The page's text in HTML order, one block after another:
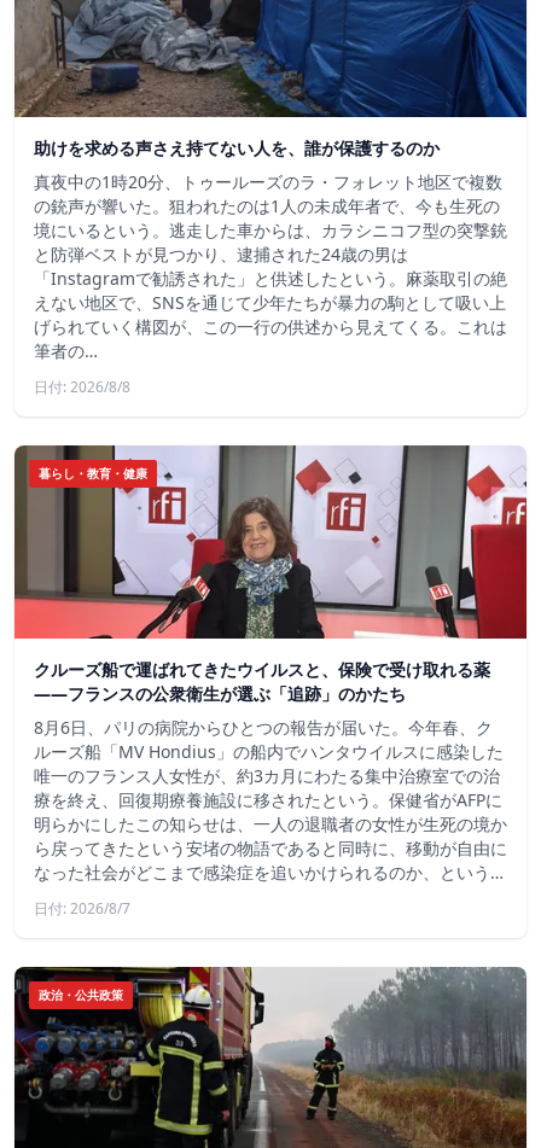
助けを求める声さえ持てない人を、誰が保護するのか
真夜中の1時20分、トゥールーズのラ・フォレット地区で複数
の銃声が響いた。狙われたのは1人の未成年者で、今も生死の
境にいるという。逃走した車からは、カラシニコフ型の突撃銃
と防弾ベストが見つかり、逮捕された24歳の男は
「Instagramで勧誘された」と供述したという。麻薬取引の絶
えない地区で、SNSを通じて少年たちが暴力の駒として吸い上
げられていく構図が、この一行の供述から見えてくる。これは
筆者の…
日付: 2026/8/8
暮らし・教育・健康
クルーズ船で運ばれてきたウイルスと、保険で受け取れる薬
――フランスの公衆衛生が選ぶ「追跡」のかたち
8月6日、パリの病院からひとつの報告が届いた。今年春、ク
ルーズ船「MV Hondius」の船内でハンタウイルスに感染した
唯一のフランス人女性が、約3カ月にわたる集中治療室での治
療を終え、回復期療養施設に移されたという。保健省がAFPに
明らかにしたこの知らせは、一人の退職者の女性が生死の境か
ら戻ってきたという安堵の物語であると同時に、移動が自由に
なった社会がどこまで感染症を追いかけられるのか、という…
日付: 2026/8/7
政治・公共政策